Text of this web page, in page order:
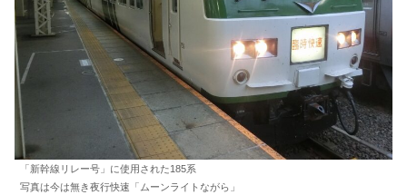
「新幹線リレー号」に使用された185系
写真は今は無き夜行快速「ムーンライトながら」